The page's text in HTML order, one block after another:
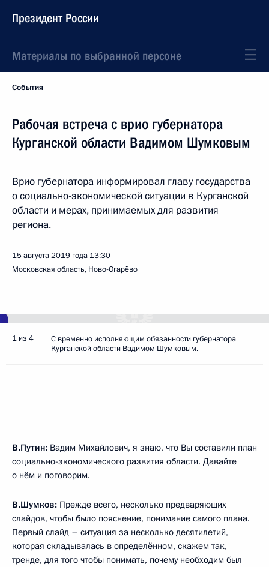
Президент России
Материалы по выбранной персоне
События
Рабочая встреча с врио губернатора
Курганской области Вадимом Шумковым
Врио губернатора информировал главу государства
о социально-экономической ситуации в Курганской
области и мерах, принимаемых для развития
региона.
15 августа 2019 года 13:30
Московская область, Ново-Огарёво
1 из 4
С временно исполняющим обязанности губернатора
Курганской области Вадимом Шумковым.
В.Путин: Вадим Михайлович, я знаю, что Вы составили план
социально-экономического развития области. Давайте
о нём и поговорим.
В.Шумков: Прежде всего, несколько предваряющих
слайдов, чтобы было пояснение, понимание самого плана.
Первый слайд – ситуация за несколько десятилетий,
которая складывалась в определённом, скажем так,
тренде, для того чтобы понимать, почему необходим был